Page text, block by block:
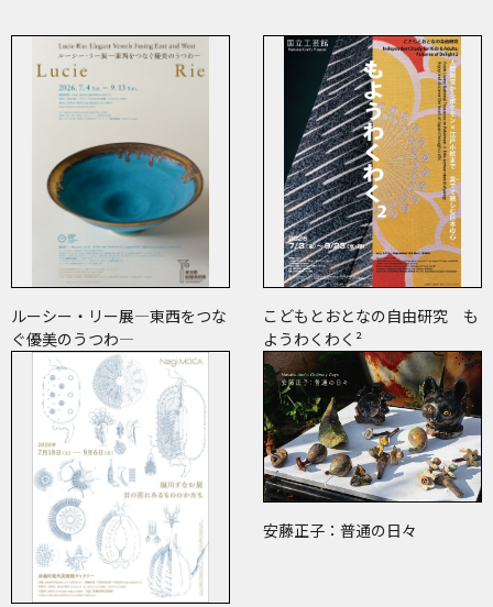
ルーシー・リー展―東西をつな
ぐ優美のうつわ―
こどもとおとなの自由研究 も
ようわくわく²
安藤正子：普通の日々